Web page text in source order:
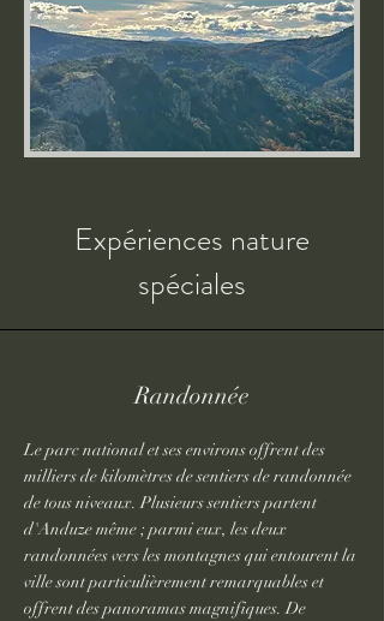
Expériences nature
spéciales
Randonnée
Le parc national et ses environs offrent des
milliers de kilomètres de sentiers de randonnée
de tous niveaux. Plusieurs sentiers partent
d'Anduze même ; parmi eux, les deux
randonnées vers les montagnes qui entourent la
ville sont particulièrement remarquables et
offrent des panoramas magnifiques. De